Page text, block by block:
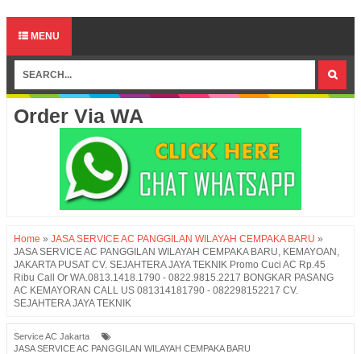
MENU
Order Via WA
Home » JASA SERVICE AC PANGGILAN WILAYAH CEMPAKA BARU »
JASA SERVICE AC PANGGILAN WILAYAH CEMPAKA BARU, KEMAYOAN,
JAKARTA PUSAT CV. SEJAHTERA JAYA TEKNIK Promo Cuci AC Rp.45
Ribu Call Or WA.0813.1418.1790 - 0822.9815.2217 BONGKAR PASANG
AC KEMAYORAN CALL US 081314181790 - 082298152217 CV.
SEJAHTERA JAYA TEKNIK
Service AC Jakarta
JASA SERVICE AC PANGGILAN WILAYAH CEMPAKA BARU